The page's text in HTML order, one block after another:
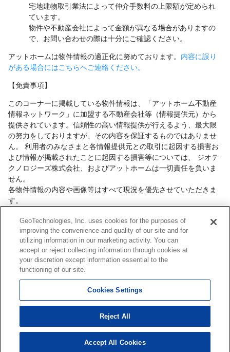
宅地建物取引業法によって仲介手数料の上限額が定められ
ています。
物件や不動産会社によって金額が異なる場合がありますの
で、お問い合わせの際は十分にご確認ください。
アットホームは物件情報の適正化に努めております。 内容に誤り
がある場合にはこちらへご連絡ください。
【免責事項】
このコーナーに掲載している物件情報は、「アットホーム不動産
情報ネットワーク」に加盟する不動産会社等（情報提供元）から
提供されています。信頼性の高い情報提供が行えるよう、最大限
の努力をしておりますが、その内容を保証するものではありませ
ん。 利用者のみなさまと各情報提供元との取引に起因する損害お
よび情報が掲載されたことに起因する損害等については、 ジオテ
クノロジーズ株式会社、およびアットホームは一切責任を負いま
せん。
各物件情報の内容や画像等はすべて現況を優先させていただきま
す。
容や契約条件等について、 各情報提供元より十分な説明を受け、
ご自身でご確認の上、判断してください。
このコーナーへの物件情報のご掲載、その他不動産業務ソリュー
ション等についての不動産会社様のお問合せはこちら からお願い
いたします。
作権はアットホーム（株）またはその情報提供者に帰属します。
本ページはプロモーションが含まれています。
GeoTechnologies, Inc. uses cookies for the purposes of
improving the convenience and quality of our site and for
utilizing information in our marketing activity. You can
accept or reject collecting information through cookies at
your discretion except information essential to the
functioning of our site.
Cookies Settings
Reject All
Accept All Cookies